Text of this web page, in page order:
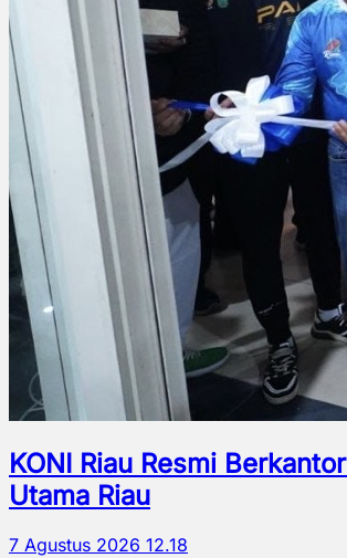
KONI Riau Resmi
Utama Riau
7 Agustus 2026 12.18